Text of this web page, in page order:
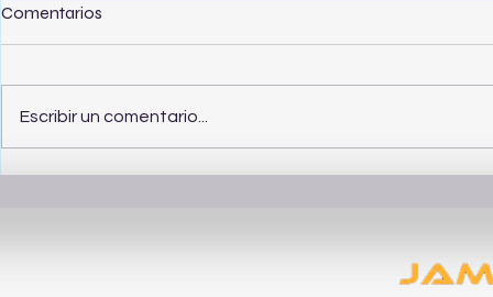
Cómo elegir ropa de calidad
Guía para
Comentarios
Escribir un comentario...